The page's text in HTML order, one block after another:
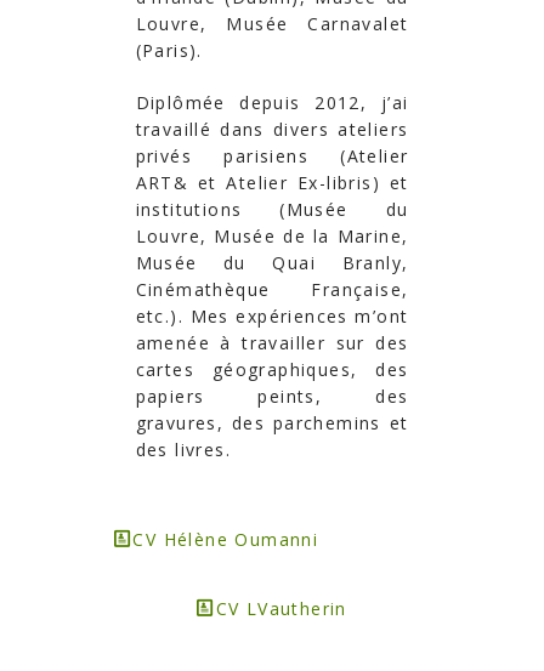
Louvre, Musée Carnavalet
(Paris).
Diplômée depuis 2012, j’ai
travaillé dans divers ateliers
privés parisiens (Atelier
ART& et Atelier Ex-libris) et
institutions (Musée du
Louvre, Musée de la Marine,
Musée du Quai Branly,
Cinémathèque Française,
etc.). Mes expériences m’ont
amenée à travailler sur des
cartes géographiques, des
papiers peints, des
gravures, des parchemins et
des livres.
CV Hélène Oumanni
CV LVautherin